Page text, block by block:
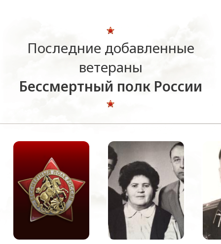
Последние добавленные
ветераны
Бессмертный полк России